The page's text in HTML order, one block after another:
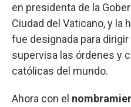
en presidenta de la
Ciudad del Vaticano, y la
fue designada para
supervisa las órdenes y
católicas del mundo.
Ahora con el